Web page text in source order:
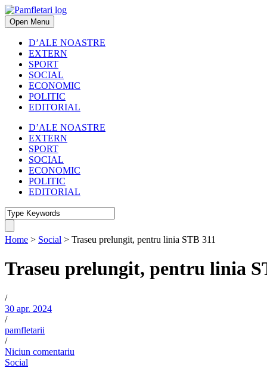
Open Menu
D’ALE NOASTRE
EXTERN
SPORT
SOCIAL
ECONOMIC
POLITIC
EDITORIAL
D’ALE NOASTRE
EXTERN
SPORT
SOCIAL
ECONOMIC
POLITIC
EDITORIAL
Home > Social > Traseu prelungit, pentru linia STB 311
Traseu prelungit, pentru linia
/
30 apr. 2024
/
pamfletarii
/
Niciun comentariu
Social